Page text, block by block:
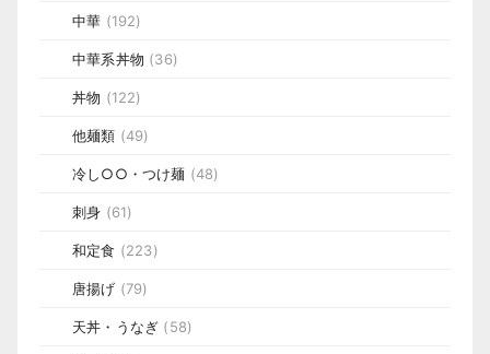
中華 (192)
中華系丼物 (36)
丼物 (122)
他麺類 (49)
冷し○○・つけ麺 (48)
刺身 (61)
和定食 (223)
唐揚げ (79)
天丼・うなぎ (58)